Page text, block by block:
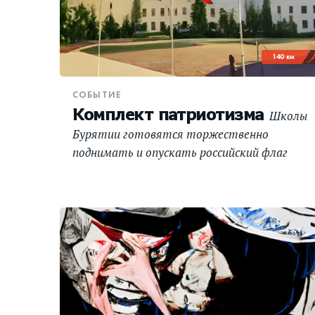
140 км
СОБЫТИЕ
Комплект патриотизма Школы
Бурятии готовятся торжественно
поднимать и опускать российский флаг